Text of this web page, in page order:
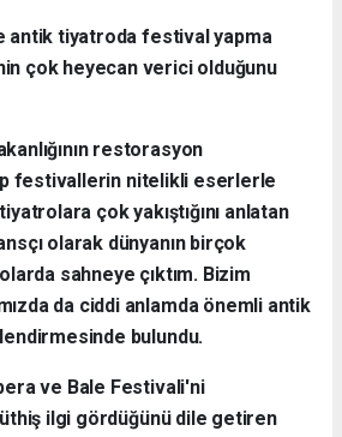
antik tiyatroda festival yapma
çok heyecan verici olduğunu
restorasyon
festivallerin nitelikli eserlerle
çok yakıştığını anlatan
olarak dünyanın birçok
sahneye çıktım. Bizim
da ciddi anlamda önemli antik
bulundu.
ve Bale Festivali'ni
ilgi gördüğünü dile getiren